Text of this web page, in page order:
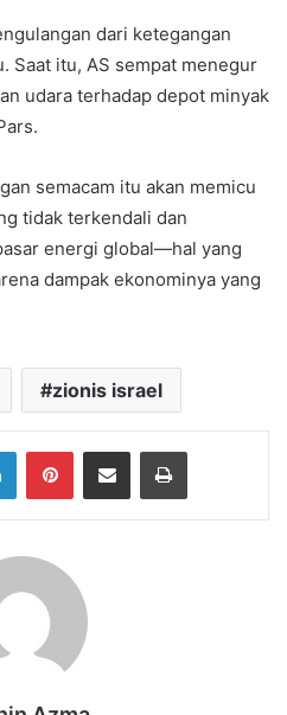
dari ketegangan
Saat itu, AS sempat menegur
udara terhadap depot minyak
semacam itu akan memicu
tidak terkendali dan
energi global—hal yang
dampak ekonominya yang
zionis israel
LinkedInPinterestShare via Email Print